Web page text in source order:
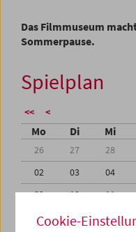
Das Filmmuseum
Sommerpause.
Spielplan
<< <
Mo Di Mi
26 27 28
02
03 04
09
10 11
16
17 18
Cookie-